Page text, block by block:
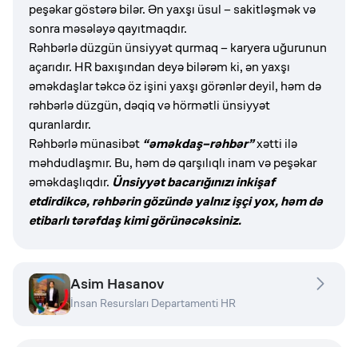
peşəkar göstərə bilər. Ən yaxşı üsul – sakitləşmək və
sonra məsələyə qayıtmaqdır.
Rəhbərlə düzgün ünsiyyət qurmaq – karyera uğurunun
açarıdır. HR baxışından deyə bilərəm ki, ən yaxşı
əməkdaşlar təkcə öz işini yaxşı görənlər deyil, həm də
rəhbərlə düzgün, dəqiq və hörmətli ünsiyyət
quranlardır.
Rəhbərlə münasibət “əməkdaş–rəhbər”xətti ilə
məhdudlaşmır. Bu, həm də qarşılıqlı inam və peşəkar
əməkdaşlıqdır. Ünsiyyət bacarığınızı inkişaf
etdirdikcə, rəhbərin gözündə yalnız işçi yox, həm də
etibarlı tərəfdaş kimi görünəcəksiniz.
Asim Hasanov
İnsan Resursları Departamenti HR